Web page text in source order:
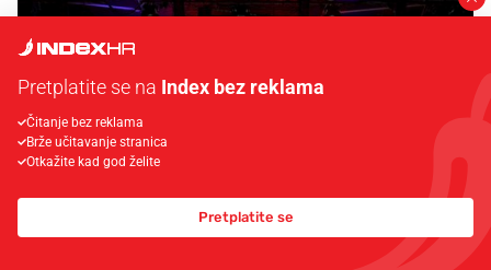
Pretplatite se na Index bez reklama
Čitanje bez reklama
Brže učitavanje stranica
Otkažite kad god želite
Pretplatite se